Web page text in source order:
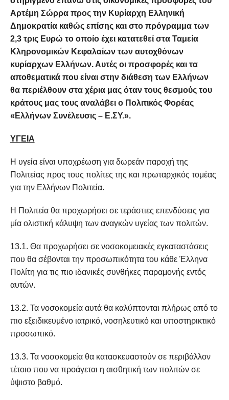
Αρτέμη Σώρρα προς την Κυρίαρχη Ελληνική
Δημοκρατία καθώς επίσης και στο πρόγραμμα των
2,3 τρις Ευρώ το οποίο έχει κατατεθεί στα Ταμεία
Κληρονομικών Κεφαλαίων των αυτοχθόνων
κυρίαρχων Ελλήνων. Αυτές οι προσφορές και τα
αποθεματικά που είναι στην διάθεση των Ελλήνων
θα περιέλθουν στα χέρια μας όταν τους θεσμούς του
κράτους μας τους αναλάβει ο Πολιτικός Φορέας
«Ελλήνων Συνέλευσις – Ε.ΣΥ.».
ΥΓΕΙΑ
Η υγεία είναι υποχρέωση για δωρεάν παροχή της
Πολιτείας προς τους πολίτες της και πρωταρχικός τομέας
για την Ελλήνων Πολιτεία.
Η Πολιτεία θα προχωρήσει σε τεράστιες επενδύσεις για
μία ολιστική κάλυψη των αναγκών υγείας των πολιτών.
13.1. Θα προχωρήσει σε νοσοκομειακές εγκαταστάσεις
που θα σέβονται την προσωπικότητα του κάθε Έλληνα
Πολίτη για τις πιο ιδανικές συνθήκες παραμονής εντός
αυτών.
13.2. Τα νοσοκομεία αυτά θα καλύπτονται πλήρως από το
πιο εξειδικευμένο ιατρικό, νοσηλευτικό και υποστηρικτικό
προσωπικό.
13.3. Τα νοσοκομεία θα κατασκευαστούν σε περιβάλλον
τέτοιο που να προάγεται η αισθητική των πολιτών σε
ύψιστο βαθμό.